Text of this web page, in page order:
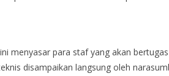
menyasar para staf yang akan
disampaikan langsung oleh